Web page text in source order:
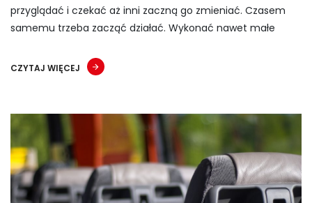
przyglądać i czekać aż inni zaczną go zmieniać. Czasem
samemu trzeba zacząć działać. Wykonać nawet małe
CZYTAJ WIĘCEJ